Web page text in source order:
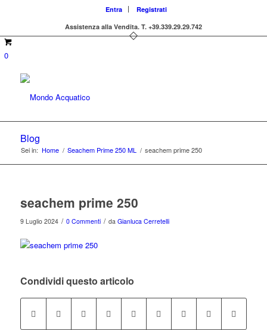
Entra
Registrati
Assistenza alla Vendita. T. +39.339.29.29.742
0
Blog
Sei in: Home / Seachem Prime 250 ML / seachem prime 250
seachem prime 250
9 Luglio 2024 / 0 Commenti / da Gianluca Cerretelli
Condividi questo articolo